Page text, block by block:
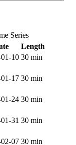
Series
Length
30 min
30 min
30 min
30 min
30 min